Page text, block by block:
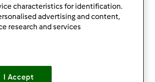
characteristics for identification.
advertising and content,
research and services
I Accept